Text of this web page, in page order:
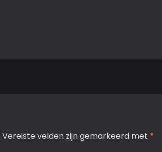
Vereiste velden zijn gemarkeerd met *